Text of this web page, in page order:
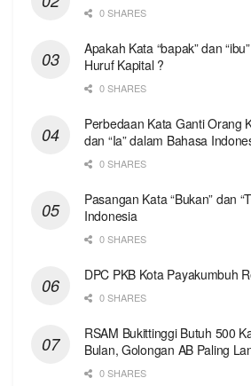
0 SHARES
Apakah Kata “bapak” dan
Huruf Kapital ?
0 SHARES
Perbedaan Kata Ganti Orang
dan “Ia” dalam Bahasa
0 SHARES
Pasangan Kata “Bukan” dan
Indonesia
0 SHARES
DPC PKB Kota Payakumbuh
0 SHARES
RSAM Bukittinggi Butuh 500
Bulan, Golongan AB Paling
0 SHARES